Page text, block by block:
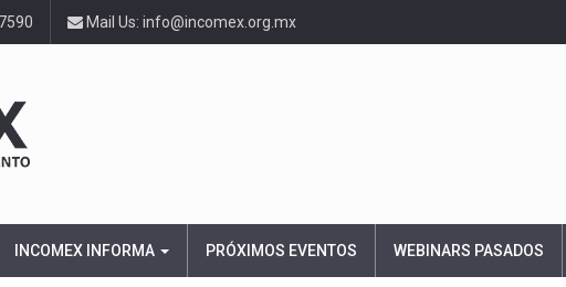
Mail Us: info@incomex.org.mx
INCOMEX INFORMA PRÓXIMOS EVENTOS WEBINARS PASADOS